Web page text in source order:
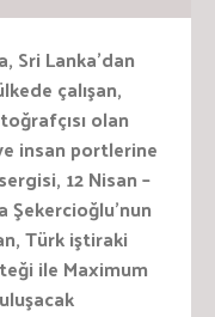
Sri Lanka’dan
çalışan,
olan
insan portlerine
12 Nisan –
Şekercioğlu’nun
Türk iştiraki
ile Maximum